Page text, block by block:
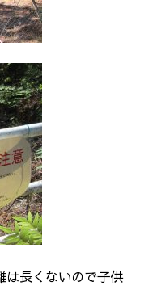
は長くないので子供